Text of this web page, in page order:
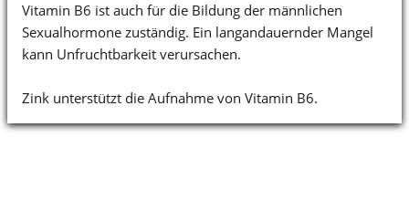
Vitamin B6 ist auch für die Bildung der männlichen
Sexualhormone zuständig. Ein langandauernder Mangel
kann Unfruchtbarkeit verursachen.
Zink unterstützt die Aufnahme von Vitamin B6.